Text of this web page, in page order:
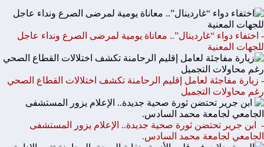
- اختفاء دواء “غاردينال”.. معاناة يومية لمرضى الصرع ونداء عاجل
للجهات المعنية
- زيارة مفاجئة لعامل إقليم الرحامنة تكشف اختلالات القطاع الصحي
رغم محاولات التجميل
- ابن جرير تحتضن ثورة صحية جديدة.. الإعلام يزور المستشفى
الجامعي لجامعة محمد السادس.